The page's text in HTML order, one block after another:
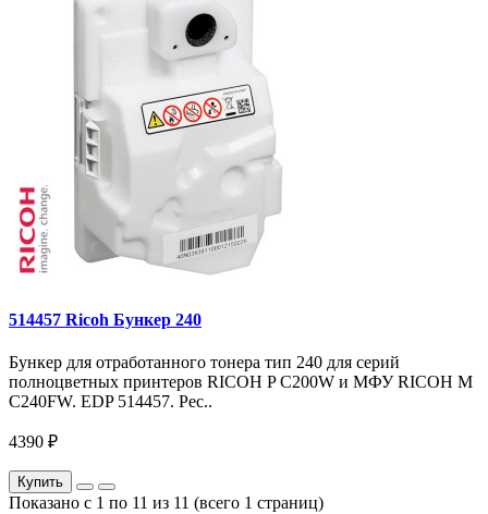
514457 Ricoh Бункер 240
Бункер для отработанного тонера тип 240 для серий
полноцветных принтеров RICOH P C200W и МФУ RICOH M
C240FW. EDP 514457. Рес..
4390 ₽
Купить
Показано с 1 по 11 из 11 (всего 1 страниц)